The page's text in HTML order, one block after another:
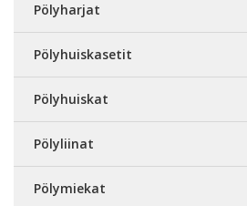
Pölyharjat
Pölyhuiskasetit
Pölyhuiskat
Pölyliinat
Pölymiekat